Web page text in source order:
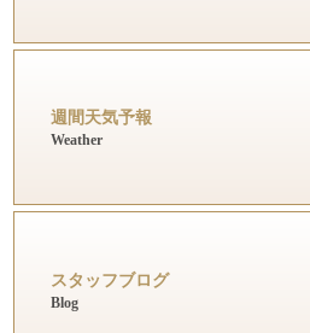
週間天気予報
Weather
スタッフブログ
Blog